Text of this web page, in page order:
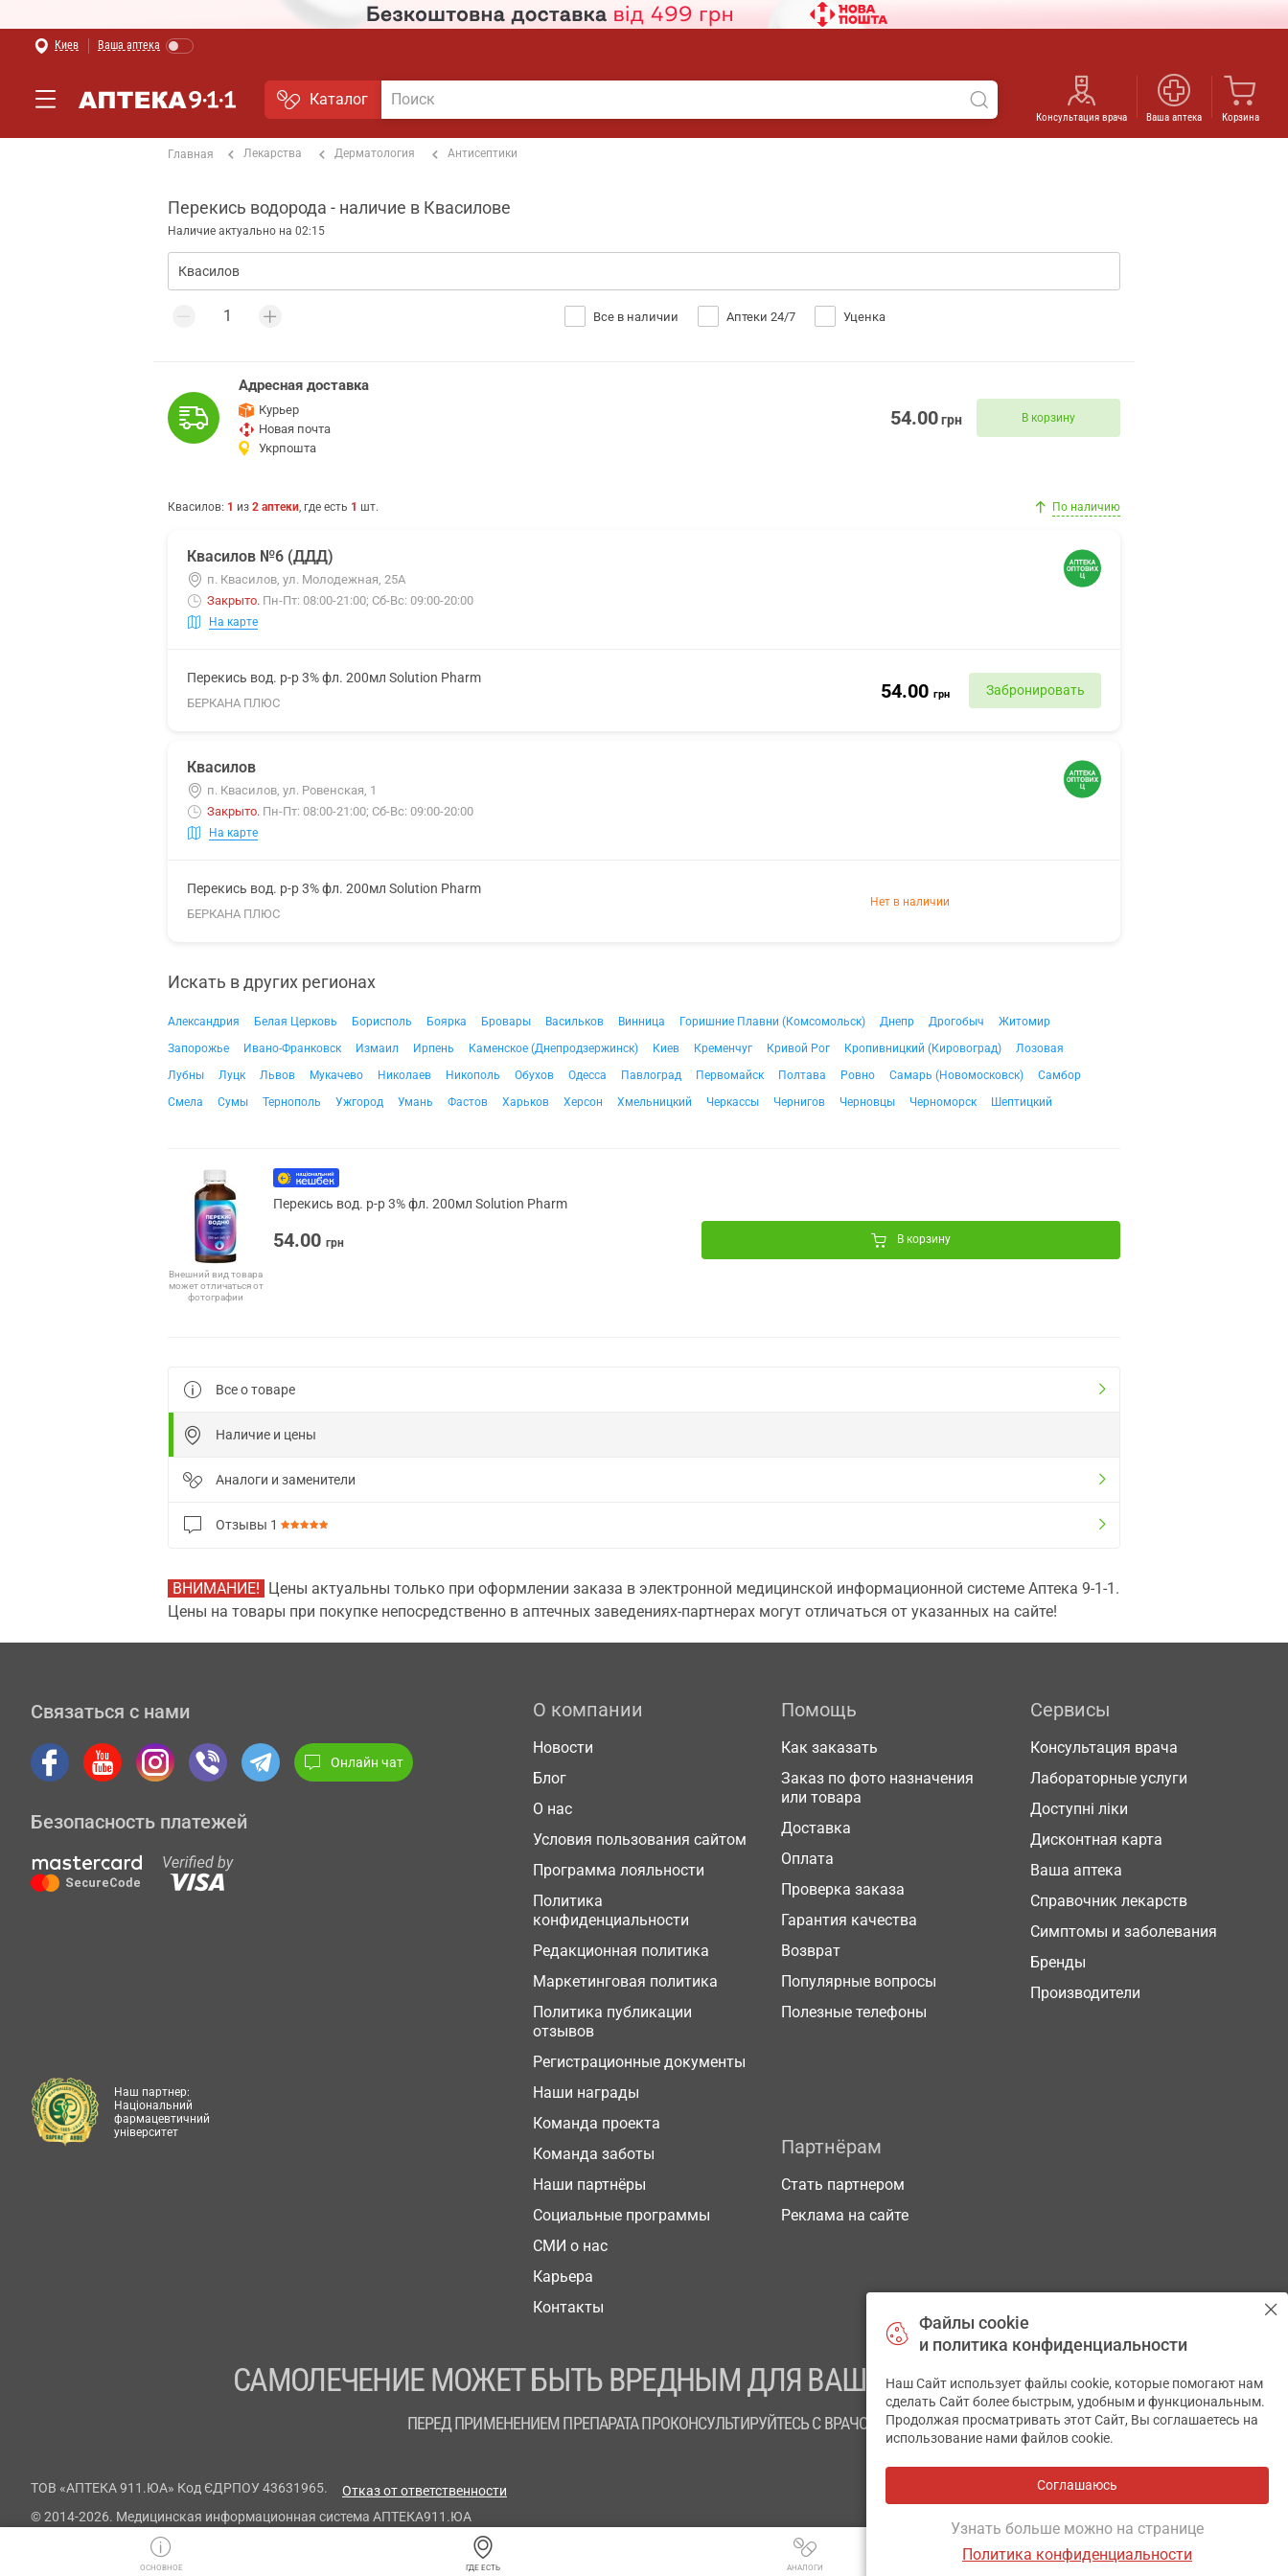
Киев Ваша аптека
Каталог
Консультация врача Ваша аптека Корзина
Главная Лекарства Дерматология Антисептики
Перекись водорода - наличие в Квасилове
Наличие актуально на 02:15
Все в наличии Аптеки 24/7 Уценка
Адресная доставка
Курьер
Новая почта
Укрпошта
54.00грн В корзину
Квасилов: 1 из 2 аптеки, где есть 1 шт. По наличию
Квасилов №6 (ДДД)
п. Квасилов, ул. Молодежная, 25А
Закрыто. Пн-Пт: 08:00-21:00; Сб-Вс: 09:00-20:00
На карте
Перекись вод. р-р 3% фл. 200мл Solution Pharm
БЕРКАНА ПЛЮС
54.00 грн Забронировать
Квасилов
п. Квасилов, ул. Ровенская, 1
Закрыто. Пн-Пт: 08:00-21:00; Сб-Вс: 09:00-20:00
На карте
Перекись вод. р-р 3% фл. 200мл Solution Pharm
БЕРКАНА ПЛЮС
Нет в наличии
Искать в других регионах
Александрия Белая Церковь Борисполь Боярка Бровары Васильков Винница Горишние Плавни (Комсомольск) Днепр Дрогобыч
Житомир
Запорожье
Ивано-Франковск Измаил Ирпень Каменское (Днепродзержинск) Киев Кременчуг Кривой Рог Кропивницкий (Кировоград)
Лозовая
Лубны
Луцк Львов Мукачево Николаев Никополь Обухов Одесса Павлоград Первомайск Полтава Ровно Самарь (Новомосковск)
Самбор
Смела
Сумы Тернополь Ужгород Умань Фастов Харьков Херсон Хмельницкий Черкассы Чернигов Черновцы Черноморск Шептицкий
Внешний вид товара
может отличаться от
фотографии
Перекись вод. р-р 3% фл. 200мл Solution Pharm
54.00 грн В корзину
ОСНОВНОЕ ГДЕ ЕСТЬ АНАЛОГИ
Все о товаре
Наличие и цены
Аналоги и заменители
Отзывы 1
ВНИМАНИЕ! Цены актуальны только при оформлении заказа в электронной медицинской информационной системе Аптека 9-1-1.
Цены на товары при покупке непосредственно в аптечных заведениях-партнерах могут отличаться от указанных на сайте!
Связаться с нами
Онлайн чат
Безопасность платежей
О компании
Новости
Блог
О нас
Условия пользования сайтом
Программа лояльности
Политика
конфиденциальности
Редакционная политика
Маркетинговая политика
Политика публикации
отзывов
Регистрационные документы
Наши награды
Команда проекта
Команда заботы
Наши партнёры
Социальные программы
СМИ о нас
Карьера
Контакты
Помощь
Как заказать
Заказ по фото назначения
или товара
Доставка
Оплата
Проверка заказа
Гарантия качества
Возврат
Популярные вопросы
Полезные телефоны
Сервисы
Консультация врача
Лабораторные услуги
Доступні ліки
Дисконтная карта
Ваша аптека
Справочник лекарств
Симптомы и заболевания
Бренды
Производители
Партнёрам
Стать партнером
Реклама на сайте
Наш партнер:
Національний
фармацевтичний
університет
САМОЛЕЧЕНИЕ МОЖЕТ БЫТЬ ВРЕДНЫМ ДЛЯ ВАШЕГО ЗДОРОВЬЯ
ПЕРЕД ПРИМЕНЕНИЕМ ПРЕПАРАТА ПРОКОНСУЛЬТИРУЙТЕСЬ С ВРАЧОМ
ТОВ «АПТЕКА 911.ЮА» Код ЄДРПОУ 43631965.
Отказ от ответственности
© 2014-2026. Медицинская информационная система АПТЕКА911.ЮА
Файлы cookie
и политика конфиденциальности
Наш Сайт использует файлы cookie, которые помогают нам
сделать Сайт более быстрым, удобным и функциональным.
Продолжая просматривать этот Сайт, Вы соглашаетесь на
использование нами файлов cookie.
Соглашаюсь
Узнать больше можно на странице
Политика конфиденциальности
✕